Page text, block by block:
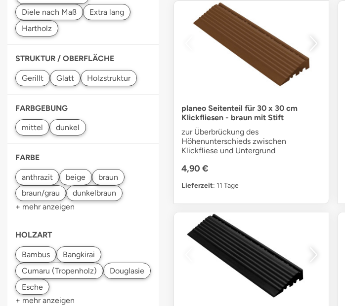
STRUKTUR / OBERFLÄCHE
FARBGEBUNG
FARBE
+ mehr anzeigen
HOLZART
+ mehr anzeigen
planeo Seitenteil für 30 x 30 cm
Klickfliesen - braun mit Stift
zur Überbrückung des
Höhenunterschieds zwischen
Klickfliese und Untergrund
4,90 €
Lieferzeit: 11 Tage